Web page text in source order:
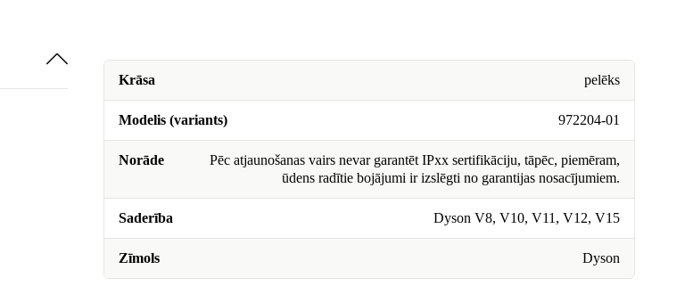
Krāsa pelēks
Modelis (variants) 972204-01
Norāde
Pēc atjaunošanas vairs nevar garantēt IPxx sertifikāciju, tāpēc, piemēram,
ūdens radītie bojājumi ir izslēgti no garantijas nosacījumiem.
Saderība Dyson V8, V10, V11, V12, V15
Zīmols Dyson